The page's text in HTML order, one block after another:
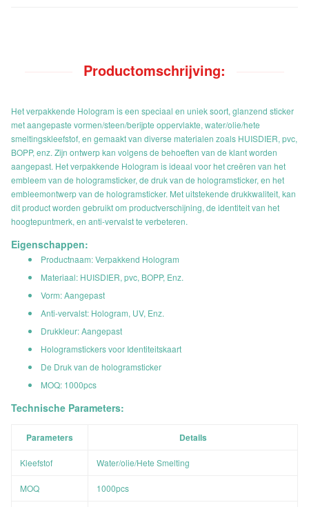
Productomschrijving:
Het verpakkende Hologram is een speciaal en uniek soort, glanzend sticker
met aangepaste vormen/steen/berijpte oppervlakte, water/olie/hete
smeltingskleefstof, en gemaakt van diverse materialen zoals HUISDIER, pvc,
BOPP, enz. Zijn ontwerp kan volgens de behoeften van de klant worden
aangepast. Het verpakkende Hologram is ideaal voor het creëren van het
embleem van de hologramsticker, de druk van de hologramsticker, en het
embleemontwerp van de hologramsticker. Met uitstekende drukkwaliteit, kan
dit product worden gebruikt om productverschijning, de identiteit van het
hoogtepuntmerk, en anti-vervalst te verbeteren.
Eigenschappen:
Productnaam: Verpakkend Hologram
Materiaal: HUISDIER, pvc, BOPP, Enz.
Vorm: Aangepast
Anti-vervalst: Hologram, UV, Enz.
Drukkleur: Aangepast
Hologramstickers voor Identiteitskaart
De Druk van de hologramsticker
MOQ: 1000pcs
Technische Parameters:
Parameters Details
Kleefstof Water/olie/Hete Smelting
MOQ 1000pcs